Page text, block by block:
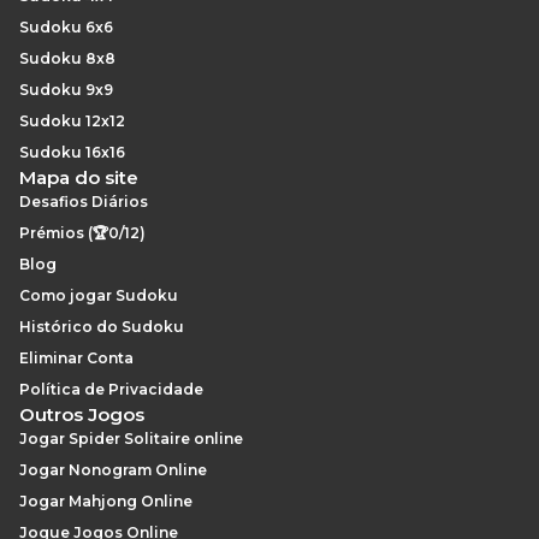
Sudoku 6x6
Sudoku 8x8
Sudoku 9x9
Sudoku 12x12
Sudoku 16x16
Mapa do site
Desafios Diários
Prémios (🏆0/12)
Blog
Como jogar Sudoku
Histórico do Sudoku
Eliminar Conta
Política de Privacidade
Outros Jogos
Jogar Spider Solitaire online
Jogar Nonogram Online
Jogar Mahjong Online
Jogue Jogos Online